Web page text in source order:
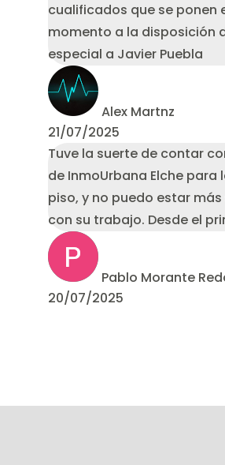
cualificados que se ponen
momento a la disposición
especial a Javier Puebla
Alex Martnz
21/07/2025
Tuve la suerte de contar
de InmoUrbana Elche para
piso, y no puedo estar
con su trabajo. Desde el
Pablo Morante
20/07/2025